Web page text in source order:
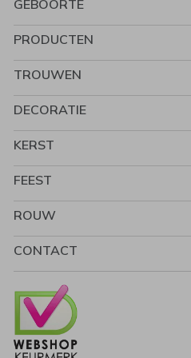
GEBOORTE
PRODUCTEN
TROUWEN
DECORATIE
KERST
FEEST
ROUW
CONTACT